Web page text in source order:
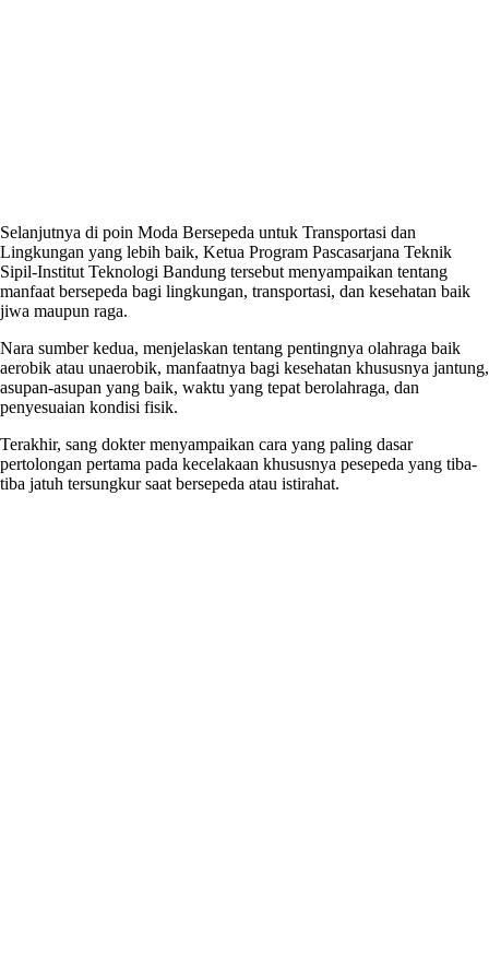
Selanjutnya di poin Moda Bersepeda untuk Transportasi dan
Lingkungan yang lebih baik, Ketua Program Pascasarjana Teknik
Sipil-Institut Teknologi Bandung tersebut menyampaikan tentang
manfaat bersepeda bagi lingkungan, transportasi, dan kesehatan baik
jiwa maupun raga.
Nara sumber kedua, menjelaskan tentang pentingnya olahraga baik
aerobik atau unaerobik, manfaatnya bagi kesehatan khususnya jantung,
asupan-asupan yang baik, waktu yang tepat berolahraga, dan
penyesuaian kondisi fisik.
Terakhir, sang dokter menyampaikan cara yang paling dasar
pertolongan pertama pada kecelakaan khususnya pesepeda yang tiba-
tiba jatuh tersungkur saat bersepeda atau istirahat.